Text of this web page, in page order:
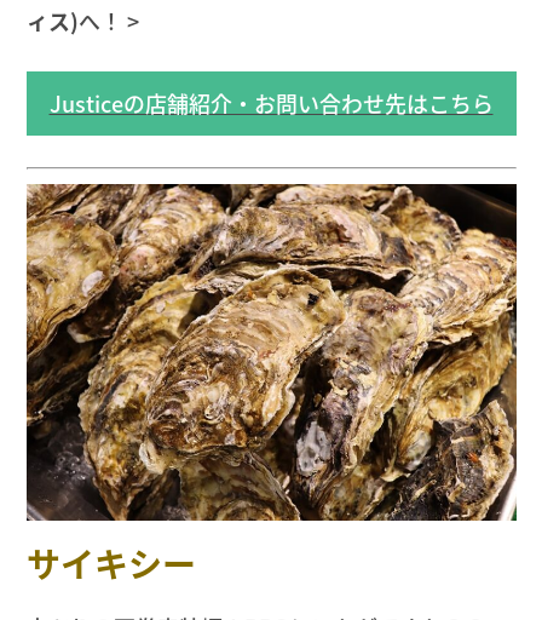
ィス)へ！ >
Justiceの店舗紹介・お問い合わせ先はこちら
サイキシー